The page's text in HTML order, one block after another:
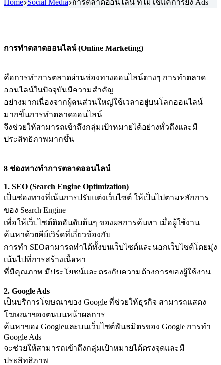
Home Social Media การตลาดออนไลน์ ที่ไม่ใช่แค่การยิง Ads
การทำตลาดออนไลน์ (Online Marketing)
คือการทำการตลาดผ่านช่องทางออนไลน์ต่างๆ การทำตลาด
ออนไลน์ในปัจจุบันมีความสำคัญ
อย่างมากเนื่องจากผู้คนส่วนใหญ่ใช้เวลาอยู่บนโลกออนไลน์
มากขึ้นการทำตลาดออนไลน์
จึงช่วยให้สามารถเข้าถึงกลุ่มเป้าหมายได้อย่างทั่วถึงและมี
ประสิทธิภาพมากขึ้น
8 ช่องทางทำการตลาดออนไลน์
1. SEO (Search Engine Optimization)
เป็นช่องทางที่เน้นการปรับแต่งเว็บไซต์ ให้เป็นไปตามหลักการ
ของ Search Engine
เพื่อให้เว็บไซต์ติดอันดับต้นๆ ของผลการค้นหา เมื่อผู้ใช้งาน
ค้นหาด้วยคีย์เวิร์ดที่เกี่ยวข้องกับ
การทำ SEOสามารถทำได้ทั้งบนเว็บไซต์และนอกเว็บไซต์โดยมุ่ง
เน้นไปที่การสร้างเนื้อหา
ที่มีคุณภาพ มีประโยชน์และตรงกับความต้องการของผู้ใช้งาน
2. Google Ads
เป็นบริการโฆษณาของ Google ที่ช่วยให้ธุรกิจ สามารถแสดง
โฆษณาของตนบนหน้าผลการ
ค้นหาของ Googleและบนเว็บไซต์พันธมิตรของ Google การทำ
Google Ads
จะช่วยให้สามารถเข้าถึงกลุ่มเป้าหมายได้ตรงจุดและมี
ประสิทธิภาพ